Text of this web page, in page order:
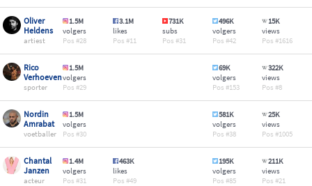
Oliver
Heldens
artiest
1.5M
volgers
28
3.1M
likes
11
731K
subs
31
496K
volgers
42
15K
views
1616
Rico
Verhoeven
sporter
1.5M
volgers
29
69K
volgers
153
322K
views
8
Nordin
Amrabat
voetballer
1.5M
volgers
30
581K
volgers
38
25K
views
1005
Chantal
Janzen
acteur
1.4M
volgers
31
463K
likes
49
195K
volgers
85
211K
views
21